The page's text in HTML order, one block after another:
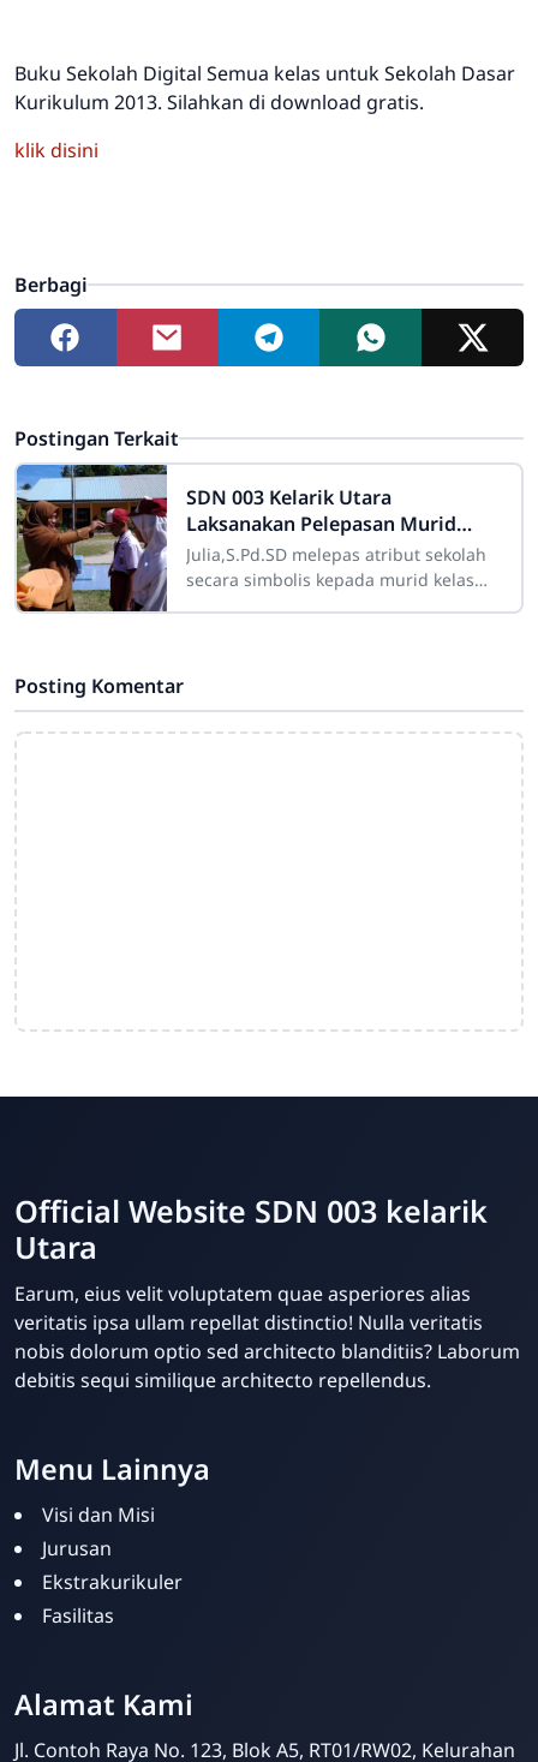
Buku Sekolah Digital Semua kelas untuk Sekolah Dasar
Kurikulum 2013. Silahkan di download gratis.
klik disini
Berbagi
Postingan Terkait
SDN 003 Kelarik Utara
Laksanakan Pelepasan Murid
Kelas 6 Secara Sederhana
Julia,S.Pd.SD melepas atribut sekolah
secara simbolis kepada murid kelas
Posting Komentar
Official Website SDN 003 kelarik
Utara
Earum, eius velit voluptatem quae asperiores alias
veritatis ipsa ullam repellat distinctio! Nulla veritatis
nobis dolorum optio sed architecto blanditiis? Laborum
debitis sequi similique architecto repellendus.
Menu Lainnya
Visi dan Misi
Jurusan
Ekstrakurikuler
Fasilitas
Alamat Kami
Jl. Contoh Raya No. 123, Blok A5, RT01/RW02, Kelurahan